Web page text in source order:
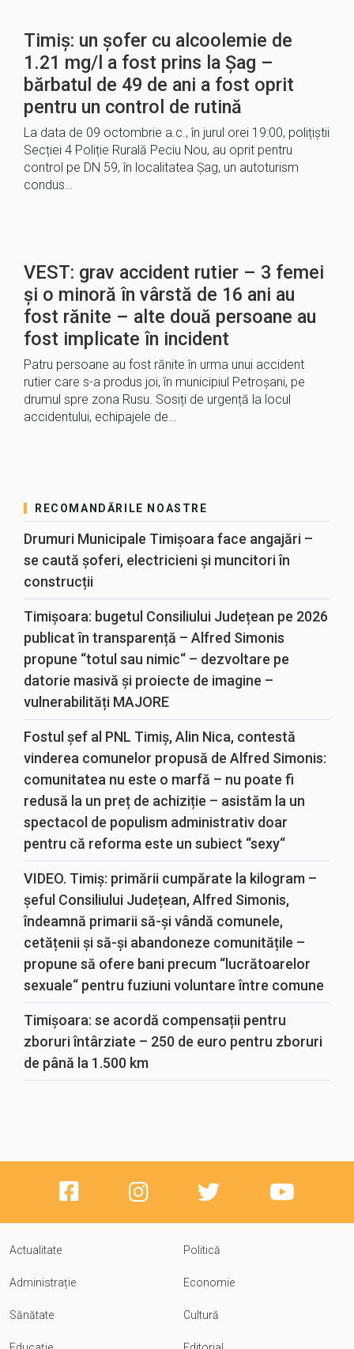
Timiș: un șofer cu alcoolemie de
1.21 mg/l a fost prins la Șag –
bărbatul de 49 de ani a fost oprit
pentru un control de rutină
La data de 09 octombrie a.c., în jurul orei 19:00, polițiștii
Secției 4 Poliție Rurală Peciu Nou, au oprit pentru
control pe DN 59, în localitatea Șag, un autoturism
condus…
VEST: grav accident rutier – 3 femei
și o minoră în vârstă de 16 ani au
fost rănite – alte două persoane au
fost implicate în incident
Patru persoane au fost rănite în urma unui accident
rutier care s-a produs joi, în municipiul Petroșani, pe
drumul spre zona Rusu. Sosiți de urgență la locul
accidentului, echipajele de…
RECOMANDĂRILE NOASTRE
Drumuri Municipale Timișoara face angajări –
se caută șoferi, electricieni și muncitori în
construcții
Timișoara: bugetul Consiliului Județean pe 2026
publicat în transparență – Alfred Simonis
propune “totul sau nimic“ – dezvoltare pe
datorie masivă și proiecte de imagine –
vulnerabilități MAJORE
Fostul șef al PNL Timiș, Alin Nica, contestă
vinderea comunelor propusă de Alfred Simonis:
comunitatea nu este o marfă – nu poate fi
redusă la un preț de achiziție – asistăm la un
spectacol de populism administrativ doar
pentru că reforma este un subiect “sexy“
VIDEO. Timiș: primării cumpărate la kilogram –
șeful Consiliului Județean, Alfred Simonis,
îndeamnă primarii să-și vândă comunele,
cetățenii și să-și abandoneze comunitățile –
propune să ofere bani precum “lucrătoarelor
sexuale“ pentru fuziuni voluntare între comune
Timișoara: se acordă compensații pentru
zboruri întârziate – 250 de euro pentru zboruri
de până la 1.500 km
Actualitate Politică
Administrație Economie
Sănătate Cultură